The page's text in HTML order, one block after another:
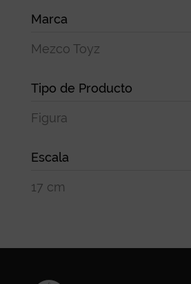
Marca
Mezco Toyz
Tipo de Producto
Figura
Escala
17 cm